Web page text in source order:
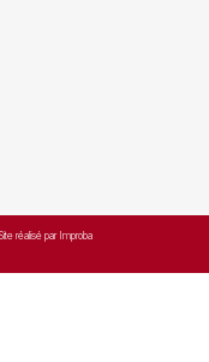
réalisé par Improba